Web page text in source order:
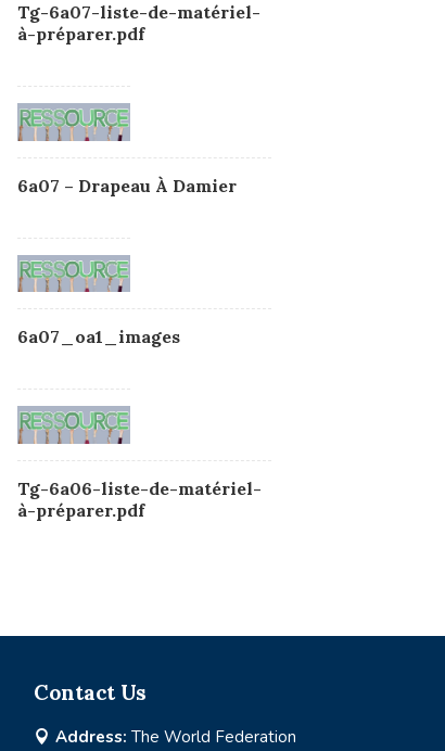
Tg-6a07-liste-de-matériel-
à-préparer.pdf
6a07 – Drapeau À Damier
6a07_oa1_images
Tg-6a06-liste-de-matériel-
à-préparer.pdf
Contact Us
 Address: The World Federation